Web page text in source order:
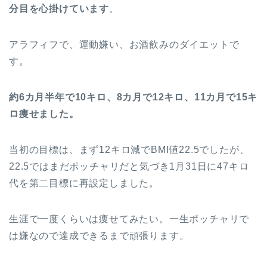
分目を心掛けています。
アラフィフで、運動嫌い、お酒飲みのダイエットで
す。
約6カ月半年で10キロ、8カ月で12キロ、11カ月で15キ
ロ痩せました。
当初の目標は、まず12キロ減でBMI値22.5でしたが、
22.5ではまだポッチャリだと気づき1月31日に47キロ
代を第二目標に再設定しました。
生涯で一度くらいは痩せてみたい。一生ポッチャリで
は嫌なので達成できるまで頑張ります。